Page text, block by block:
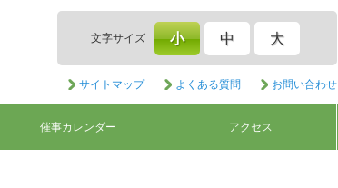
文字サイズ 小 中 大
サイトマップ よくある質問 お問い合わせ
催事カレンダー アクセス